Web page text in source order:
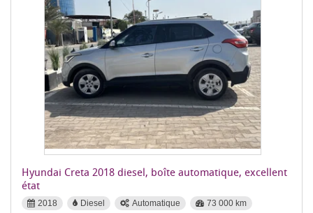
Hyundai Creta 2018 diesel, boîte automatique, excellent
état
2018 Diesel Automatique 73 000 km